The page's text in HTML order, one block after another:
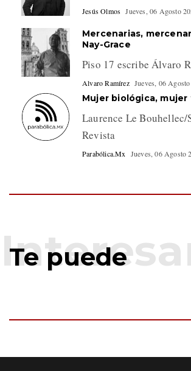
Jesús Olmos Jueves, 06 Agosto
Mercenarias,
Nay-Grace
Piso 17 escribe Álvaro
Alvaro Ramírez Jueves, 06
Mujer biológica, mujer
Laurence Le Bouhellec/
Revista
Parabólica.Mx Jueves, 06 Agosto
Te puede